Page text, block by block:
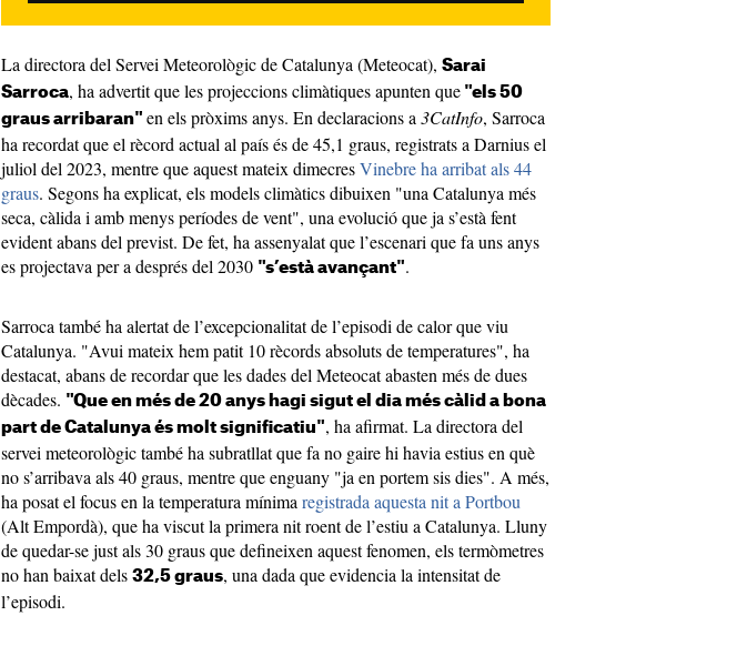
La directora del Servei Meteorològic de Catalunya (Meteocat), Sarai
Sarroca, ha advertit que les projeccions climàtiques apunten que "els 50
graus arribaran" en els pròxims anys. En declaracions a 3CatInfo, Sarroca
ha recordat que el rècord actual al país és de 45,1 graus, registrats a Darnius el
juliol del 2023, mentre que aquest mateix dimecresVinebre ha arribat als 44
graus. Segons ha explicat, els models climàtics dibuixen "una Catalunya més
seca, càlida i amb menys períodes de vent", una evolució que ja s’està fent
evident abans del previst. De fet, ha assenyalat que l’escenari que fa uns anys
es projectava per a després del 2030 "s’està avançant".
Sarroca també ha alertat de l’excepcionalitat de l’episodi de calor que viu
Catalunya. "Avui mateix hem patit 10 rècords absoluts de temperatures", ha
destacat, abans de recordar que les dades del Meteocat abasten més de dues
dècades. "Que en més de 20 anys hagi sigut el dia més càlid a bona
part de Catalunya és molt significatiu", ha afirmat. La directora del
servei meteorològic també ha subratllat que fa no gaire hi havia estius en què
no s’arribava als 40 graus, mentre que enguany "ja en portem sis dies". A més,
ha posat el focus en la temperatura mínima registrada aquesta nit a Portbou
(Alt Empordà), que ha viscut la primera nit roent de l’estiu a Catalunya. Lluny
de quedar-se just als 30 graus que defineixen aquest fenomen, els termòmetres
no han baixat dels 32,5 graus, una dada que evidencia la intensitat de
l’episodi.